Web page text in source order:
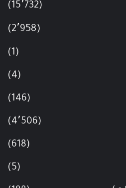
(15٬732)
(2٬958)
(1)
(4)
(146)
(4٬506)
(618)
(5)